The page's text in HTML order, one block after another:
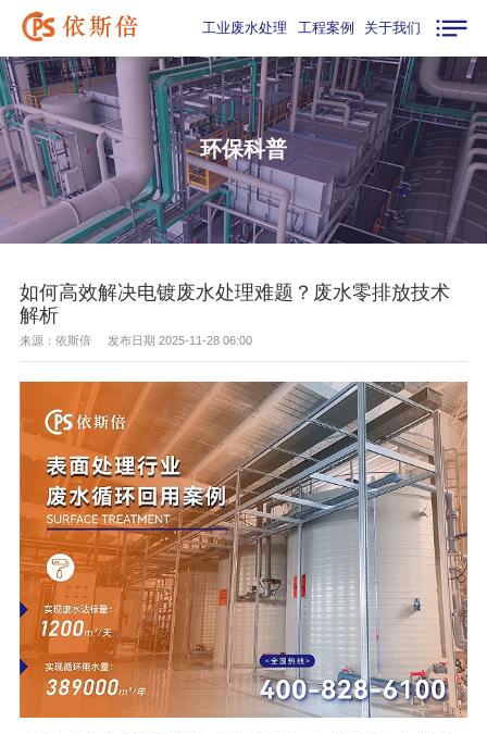
工业废水处理 工程案例 关于我们
环保科普
如何高效解决电镀废水处理难题？废水零排放技术
解析
来源：依斯倍 发布日期 2025-11-28 06:00